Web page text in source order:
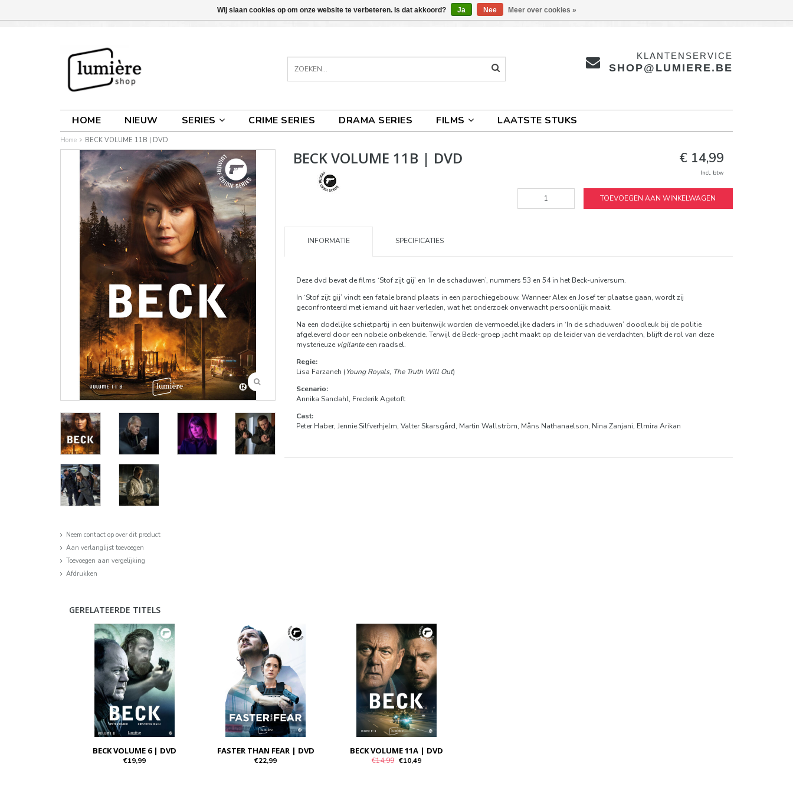
KLANTENSERVICE
SHOP@LUMIERE.BE
HOME NIEUW SERIES CRIME SERIES DRAMA SERIES FILMS LAATSTE STUKS
Home BECK VOLUME 11B | DVD
Neem contact op over dit product
Aan verlanglijst toevoegen
Toevoegen aan vergelijking
Afdrukken
BECK VOLUME 11B | DVD € 14,99
Incl. btw
TOEVOEGEN AAN WINKELWAGEN
INFORMATIE SPECIFICATIES
Deze dvd bevat de films ‘Stof zijt gij’ en ‘In de schaduwen’, nummers 53 en 54 in het Beck-universum.
In ‘Stof zijt gij’ vindt een fatale brand plaats in een parochiegebouw. Wanneer Alex en Josef ter plaatse gaan, wordt zij
geconfronteerd met iemand uit haar verleden, wat het onderzoek onverwacht persoonlijk maakt.
Na een dodelijke schietpartij in een buitenwijk worden de vermoedelijke daders in ‘In de schaduwen’ doodleuk bij de politie
afgeleverd door een nobele onbekende. Terwijl de Beck-groep jacht maakt op de leider van de verdachten, blijft de rol van deze
mysterieuze vigilanteeen raadsel.
Regie:
Lisa Farzaneh (Young Royals, The Truth Will Out)
Scenario:
Annika Sandahl, Frederik Agetoft
Cast:
Peter Haber, Jennie Silfverhjelm, Valter Skarsgård, Martin Wallström, Måns Nathanaelson, Nina Zanjani, Elmira Arikan
GERELATEERDE TITELS
BECK VOLUME 6 | DVD
€19,99
FASTER THAN FEAR | DVD
€22,99
BECK VOLUME 11A | DVD
€14,99 €10,49
Wij slaan cookies op om onze website te verbeteren. Is dat akkoord? Ja Nee Meer over cookies »